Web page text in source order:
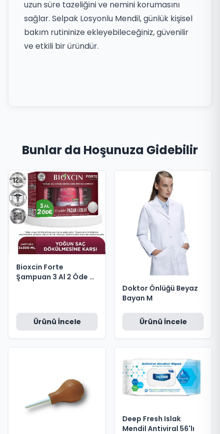
uzun süre tazeliğini ve nemini korumasını
sağlar. Selpak Losyonlu Mendil, günlük kişisel
bakım rutininize ekleyebileceğiniz, güvenilir
ve etkili bir üründür.
Bunlar da Hoşunuza Gidebilir
Bioxcin Forte
Şampuan 3 Al 2 Öde 3
Ürünü İncele
Doktor Önlüğü Beyaz
Bayan M
Ürünü İncele
Deep Fresh Islak
Mendil Antiviral 56'lı